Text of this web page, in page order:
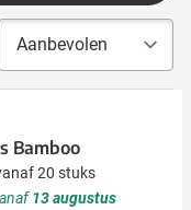
Bamboo
20 stuks
13 augustus